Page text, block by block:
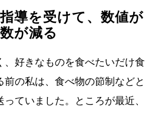
導を受けて、数値が
が減る
、好きなものを食べたいだけ食
前の私は、食べ物の節制などと
ていました。ところが最近、